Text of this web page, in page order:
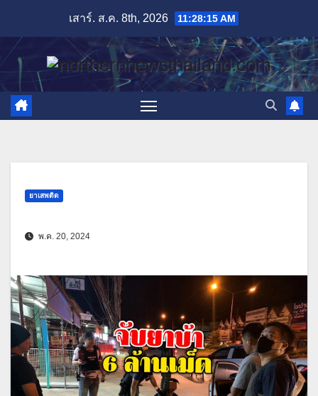
content
เสาร์. ส.ค. 8th, 2026 11:28:17 AM
ยาเสพติด
พ.ค. 20, 2024